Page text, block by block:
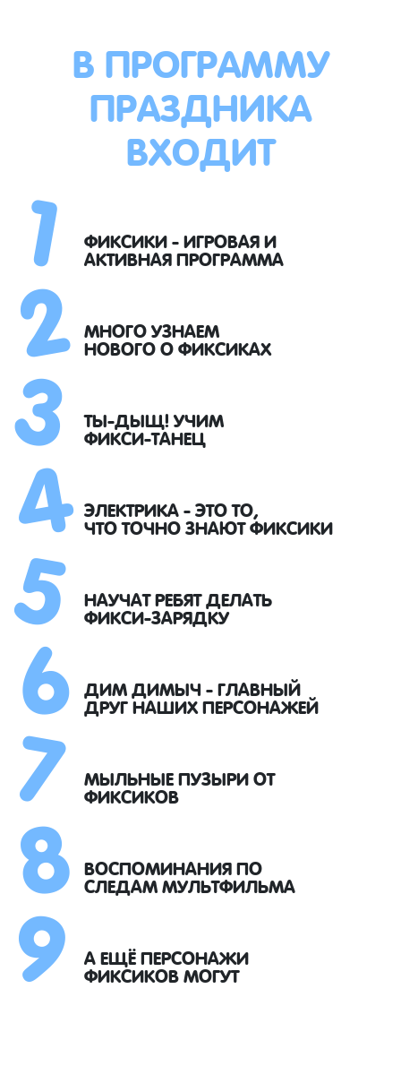
В ПРОГРАММУ
ПРАЗДНИКА
ВХОДИТ
ФИКСИКИ - ИГРОВАЯ И
АКТИВНАЯ ПРОГРАММА
МНОГО УЗНАЕМ
НОВОГО О ФИКСИКАХ
ТЫ-ДЫЩ! УЧИМ
ФИКСИ-ТАНЕЦ
ЭЛЕКТРИКА - ЭТО ТО,
ЧТО ТОЧНО ЗНАЮТ ФИКСИКИ
НАУЧАТ РЕБЯТ ДЕЛАТЬ
ФИКСИ-ЗАРЯДКУ
ДИМ ДИМЫЧ - ГЛАВНЫЙ
ДРУГ НАШИХ ПЕРСОНАЖЕЙ
МЫЛЬНЫЕ ПУЗЫРИ ОТ
ФИКСИКОВ
ВОСПОМИНАНИЯ ПО
СЛЕДАМ МУЛЬТФИЛЬМА
А ЕЩЁ ПЕРСОНАЖИ
ФИКСИКОВ МОГУТ